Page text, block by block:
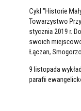
Cykl "Historie
Towarzystwo
stycznia 2019 r.
swoich
Łączan,
9 listopada
parafii